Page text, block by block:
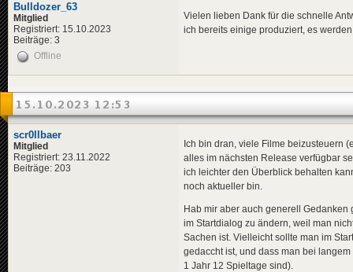
Bulldozer_63
Mitglied
Registriert: 15.10.2023
Beiträge: 3
Vielen lieben Dank für die schnelle
ich bereits einige produziert, es
Offline
15.10.2023 12:53
scr0llbaer
Mitglied
Registriert: 23.11.2022
Beiträge: 203
Ich bin dran, viele Filme beizusteuern
alles im nächsten Release verfügbar
ich leichter den Überblick behalten
noch aktueller bin.
Hab mir aber auch generell Gedanken
im Startdialog zu ändern, weil man
Sachen ist. Vielleicht sollte man im
gedaccht ist, und dass man bei
1 Jahr 12 Spieltage sind).